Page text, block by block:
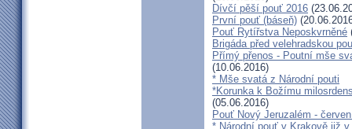
Dívčí pěší pouť 2016
První pouť (báseň)
Pouť Rytířstva Neposkvrněné
Brigáda před velehradskou
Přímý přenos - Poutní mše
(10.06.2016)
* Mše svatá z Národní pouti
*Korunka k Božímu
(05.06.2016)
Pouť Nový Jeruzalém -
* Národní pouť v Krakově již